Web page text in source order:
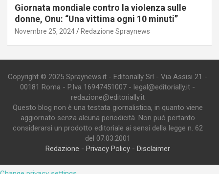
Giornata mondiale contro la violenza sulle
donne, Onu: “Una vittima ogni 10 minuti”
Novembre 25, 2024 Redazione Spraynews
Copyright © 2025 Spraynews.it - Editorially Srl - Via Assisi 21 -
00181 Roma - P.Iva 16947451007 - legal@editorially.it -
redazione@editorially.it
Questo blog non è una testata giornalistica, in quanto viene
aggiornato senza alcuna periodicità. Non può pertanto
considerarsi un prodotto editoriale ai sensi della legge n. 62
del 07.03.2001
Redazione - Privacy Policy- Disclaimer